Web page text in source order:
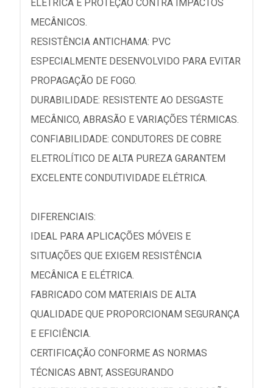
ELÉTRICA E PROTEÇÃO CONTRA IMPACTOS
MECÂNICOS.
RESISTÊNCIA ANTICHAMA: PVC
ESPECIALMENTE DESENVOLVIDO PARA EVITAR
PROPAGAÇÃO DE FOGO.
DURABILIDADE: RESISTENTE AO DESGASTE
MECÂNICO, ABRASÃO E VARIAÇÕES TÉRMICAS.
CONFIABILIDADE: CONDUTORES DE COBRE
ELETROLÍTICO DE ALTA PUREZA GARANTEM
EXCELENTE CONDUTIVIDADE ELÉTRICA.
DIFERENCIAIS:
IDEAL PARA APLICAÇÕES MÓVEIS E
SITUAÇÕES QUE EXIGEM RESISTÊNCIA
MECÂNICA E ELÉTRICA.
FABRICADO COM MATERIAIS DE ALTA
QUALIDADE QUE PROPORCIONAM SEGURANÇA
E EFICIÊNCIA.
CERTIFICAÇÃO CONFORME AS NORMAS
TÉCNICAS ABNT, ASSEGURANDO